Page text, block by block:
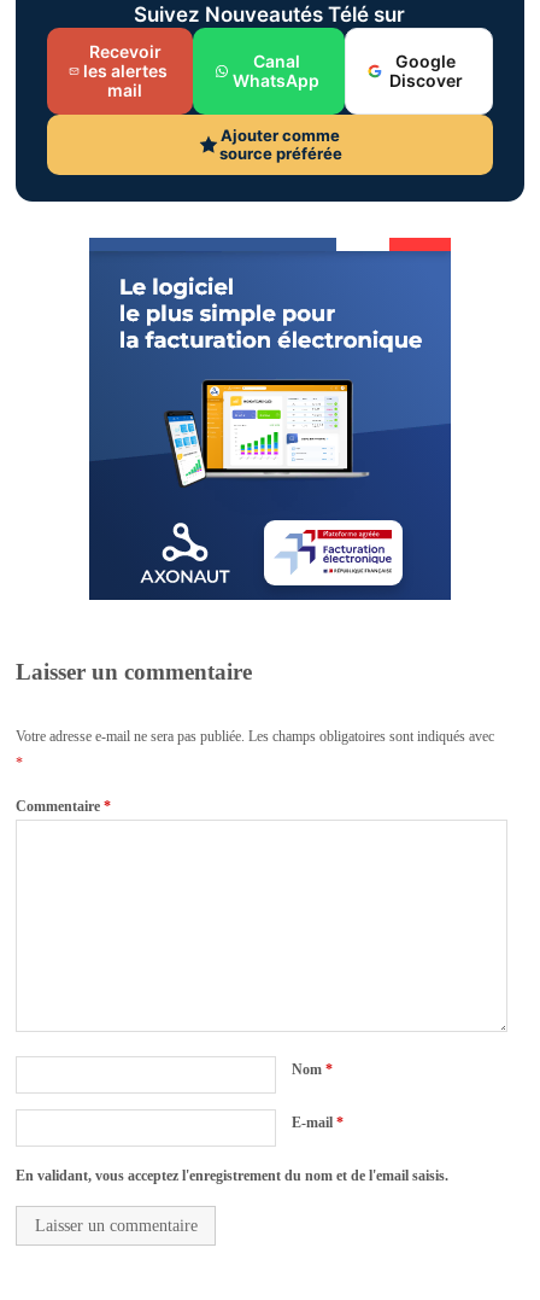
Suivez Nouveautés Télé sur
Recevoir
les alertes
mail
Canal
WhatsApp
Google
Discover
Ajouter comme
source préférée
Laisser un commentaire
Votre adresse e-mail ne sera pas publiée. Les champs obligatoires sont indiqués avec
*
Commentaire*
Nom*
E-mail*
En validant, vous acceptez l'enregistrement du nom et de l'email saisis.